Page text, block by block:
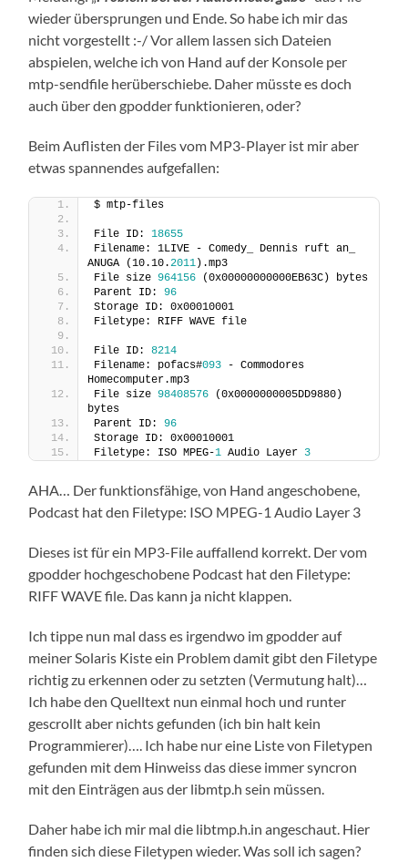
wieder übersprungen und Ende. So habe ich mir das
nicht vorgestellt :-/ Vor allem lassen sich Dateien
abspielen, welche ich von Hand auf der Konsole per
mtp-sendfile herüberschiebe. Daher müsste es doch
auch über den gpodder funktionieren, oder?
Beim Auflisten der Files vom MP3-Player ist mir aber
etwas spannendes aufgefallen:
$ mtp-files
File ID: 18655
Filename: 1LIVE - Comedy_ Dennis ruft an_
ANUGA (10.10.2011).mp3
File size 964156 (0x00000000000EB63C) bytes
Parent ID: 96
Storage ID: 0x00010001
Filetype: RIFF WAVE file
File ID: 8214
Filename: pofacs#093 - Commodores
Homecomputer.mp3
File size 98408576 (0x0000000005DD9880)
bytes
Parent ID: 96
Storage ID: 0x00010001
Filetype: ISO MPEG-1 Audio Layer 3
AHA… Der funktionsfähige, von Hand angeschobene,
Podcast hat den Filetype: ISO MPEG-1 Audio Layer 3
Dieses ist für ein MP3-File auffallend korrekt. Der vom
gpodder hochgeschobene Podcast hat den Filetype:
RIFF WAVE file. Das kann ja nicht klappen.
Ich tippe nun mal dass es irgendwo im gpodder auf
meiner Solaris Kiste ein Problem damit gibt den Filetype
richtig zu erkennen oder zu setzten (Vermutung halt)…
Ich habe den Quelltext nun einmal hoch und runter
gescrollt aber nichts gefunden (ich bin halt kein
Programmierer)…. Ich habe nur eine Liste von Filetypen
gefunden mit dem Hinweiss das diese immer syncron
mit den Einträgen aus der libmtp.h sein müssen.
Daher habe ich mir mal die libtmp.h.in angeschaut. Hier
finden sich diese Filetypen wieder. Was soll ich sagen?